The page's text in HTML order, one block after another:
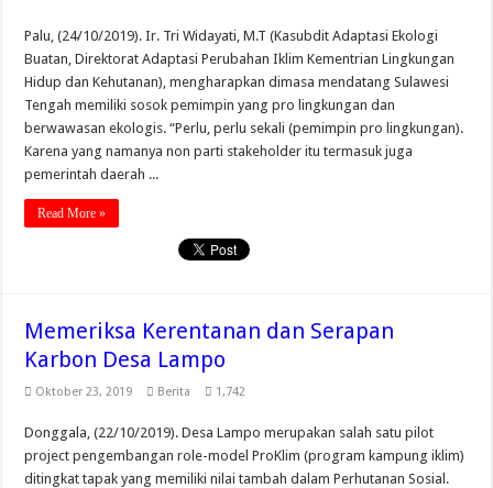
Palu, (24/10/2019). Ir. Tri Widayati, M.T (Kasubdit Adaptasi Ekologi
Buatan, Direktorat Adaptasi Perubahan Iklim Kementrian Lingkungan
Hidup dan Kehutanan), mengharapkan dimasa mendatang Sulawesi
Tengah memiliki sosok pemimpin yang pro lingkungan dan
berwawasan ekologis. “Perlu, perlu sekali (pemimpin pro lingkungan).
Karena yang namanya non parti stakeholder itu termasuk juga
pemerintah daerah ...
Read More »
Memeriksa Kerentanan dan Serapan
Karbon Desa Lampo
Oktober 23, 2019 Berita 1,742
Donggala, (22/10/2019). Desa Lampo merupakan salah satu pilot
project pengembangan role-model ProKlim (program kampung iklim)
ditingkat tapak yang memiliki nilai tambah dalam Perhutanan Sosial.